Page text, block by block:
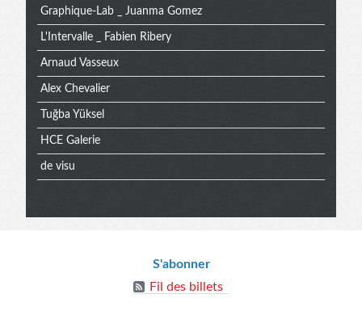
extra
Graphique-Lab _ Juanma Gomez
L'Intervalle _ Fabien Ribery
Arnaud Vasseux
Alex Chevalier
Tuğba Yüksel
HCE Galerie
de visu
Informations
S'abonner
Fil des billets